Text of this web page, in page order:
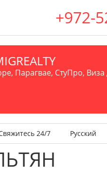
+972-
Парагвае, СтуПро, Виза
24/7 Русский